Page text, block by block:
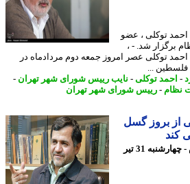
توکلی ، عضو
شد. - ،
عصر امروز جمعه دوم مردادماه در
...
توکلی-نایب رییس شورای شهر تهران-
-رییس شورای شهر تهران
بروز گسل
18 روز پیش - چهارشنبه 31 تیر